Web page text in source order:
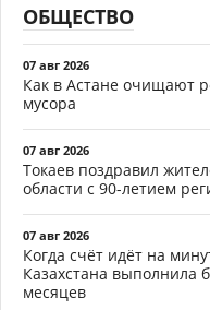
ОБЩЕСТВО
07 авг 2026
Как в Астане очищают
мусора
07 авг 2026
Токаев поздравил
области с 90-летием
07 авг 2026
Когда счёт идёт на
Казахстана выполнила
месяцев